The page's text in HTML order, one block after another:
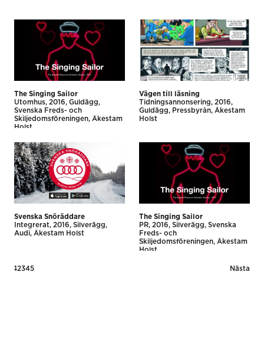
The Singing Sailor
Utomhus 2016
Guldägg
Svenska Freds- och
Skiljedomsföreningen
Åkestam
Holst
Vägen till läsning
Tidnings­annonsering
2016
Guldägg
Pressbyrån
Åkestam
Holst
Svenska Snöräddare
Integrerat 2016
Silverägg
Audi
Åkestam Holst
The Singing Sailor
PR 2016 Silverägg
Svenska
Freds- och
Skiljedomsföreningen
Åkestam
Holst
Posts
12345 Nästa